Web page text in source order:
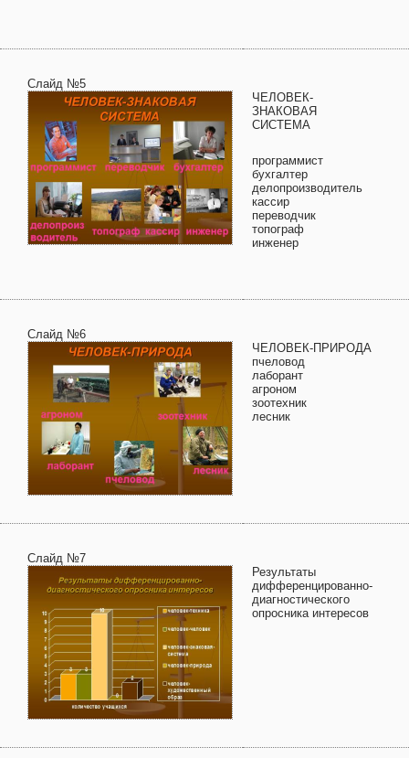
Слайд №5
ЧЕЛОВЕК-
ЗНАКОВАЯ
СИСТЕМА
программист
бухгалтер
делопроизводитель
кассир
переводчик
топограф
инженер
Слайд №6
ЧЕЛОВЕК-ПРИРОДА
пчеловод
лаборант
агроном
зоотехник
лесник
Слайд №7
Результаты
дифференцированно-
диагностического
опросника интересов